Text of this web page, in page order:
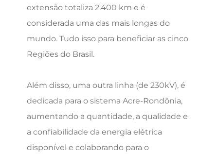
extensão totaliza 2.400 km e é
considerada uma das mais longas do
mundo. Tudo isso para beneficiar as cinco
Regiões do Brasil.
Além disso, uma outra linha (de 230kV), é
dedicada para o sistema Acre-Rondônia,
aumentando a quantidade, a qualidade e
a confiabilidade da energia elétrica
disponível e colaborando para o